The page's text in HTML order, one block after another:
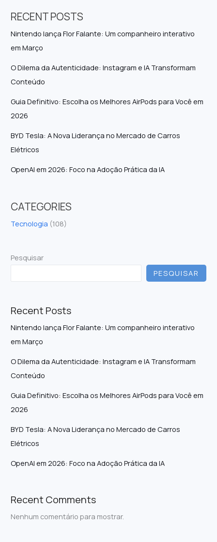
RECENT POSTS
Nintendo lança Flor Falante: Um companheiro interativo
em Março
O Dilema da Autenticidade: Instagram e IA Transformam
Conteúdo
Guia Definitivo: Escolha os Melhores AirPods para Você em
2026
BYD Tesla: A Nova Liderança no Mercado de Carros
Elétricos
OpenAI em 2026: Foco na Adoção Prática da IA
CATEGORIES
Tecnologia (108)
Pesquisar
PESQUISAR
Recent Posts
Nintendo lança Flor Falante: Um companheiro interativo
em Março
O Dilema da Autenticidade: Instagram e IA Transformam
Conteúdo
Guia Definitivo: Escolha os Melhores AirPods para Você em
2026
BYD Tesla: A Nova Liderança no Mercado de Carros
Elétricos
OpenAI em 2026: Foco na Adoção Prática da IA
Recent Comments
Nenhum comentário para mostrar.